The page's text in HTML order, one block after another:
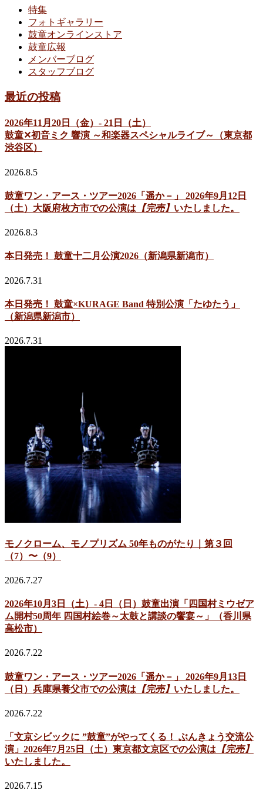
特集
フォトギャラリー
鼓童オンラインストア
鼓童広報
メンバーブログ
スタッフブログ
最近の投稿
2026年11月20日（金）- 21日（土）
鼓童✕初音ミク 響演 ～和楽器スペシャルライブ～（東京都
渋谷区）
2026.8.5
鼓童ワン・アース・ツアー2026「遥か－」 2026年9月12日
（土）大阪府枚方市での公演は 【完売】 いたしました。
2026.8.3
本日発売！ 鼓童十二月公演2026（新潟県新潟市）
2026.7.31
本日発売！ 鼓童×KURAGE Band 特別公演「たゆたう」
（新潟県新潟市）
2026.7.31
モノクローム、モノプリズム 50年ものがたり｜第３回
（7）〜（9）
2026.7.27
2026年10月3日（土）- 4日（日）鼓童出演「四国村ミウゼア
ム開村50周年 四国村絵巻～太鼓と講談の饗宴～」（香川県
高松市）
2026.7.22
鼓童ワン・アース・ツアー2026「遥か－」 2026年9月13日
（日）兵庫県養父市での公演は 【完売】 いたしました。
2026.7.22
「文京シビックに ”鼓童”がやってくる！ ぶんきょう交流公
演」2026年7月25日（土）東京都文京区での公演は 【完売】
いたしました。
2026.7.15